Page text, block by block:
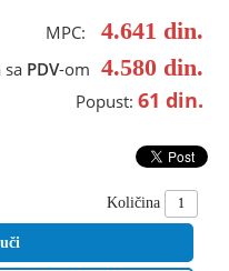
MPC: 4.641 din.
sa PDV-om 4.580 din.
Popust: 61 din.
Količina